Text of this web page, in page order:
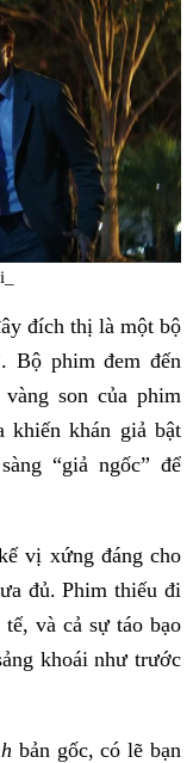
đích thị là một bộ
Bộ phim đem đến
son của phim
khiến khán giả bật
“giả ngốc” để
vị xứng đáng cho
đủ. Phim thiếu đi
và cả sự táo bạo
khoái như trước
bản gốc, có lẽ bạn